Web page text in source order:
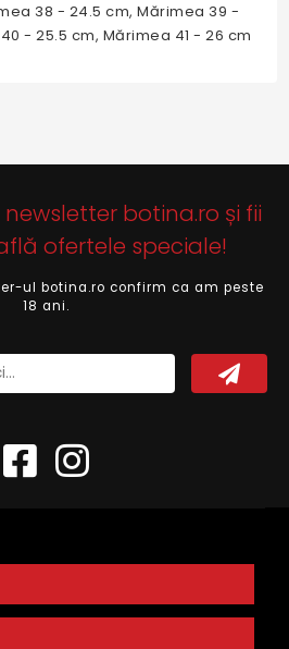
38 - 24.5 cm, Mărimea 39 -
- 25.5 cm, Mărimea 41 - 26 cm
botina.ro și fii
ofertele speciale!
ul botina.ro confirm ca am peste
18 ani.